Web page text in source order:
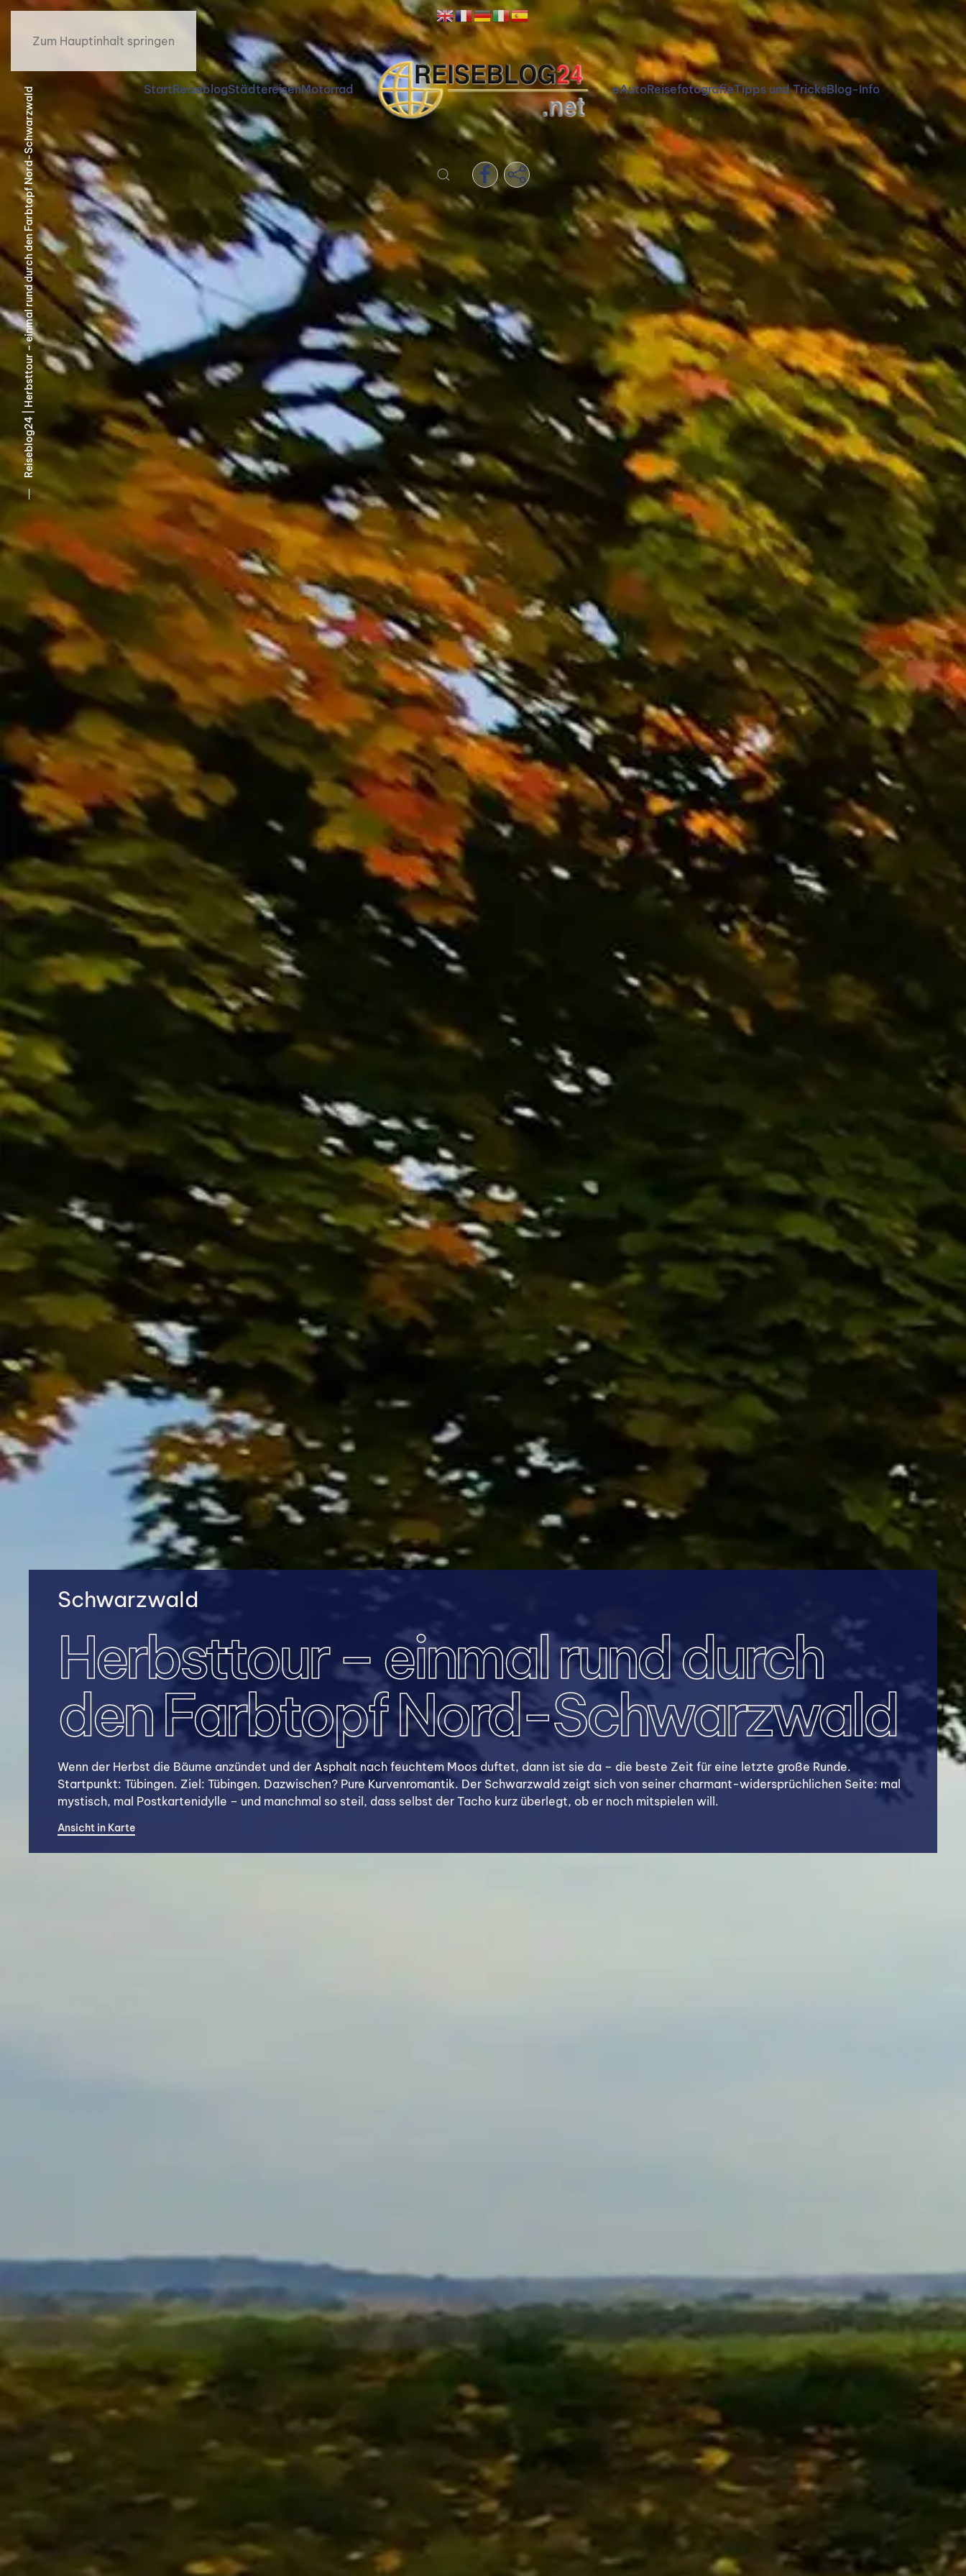
Zum Hauptinhalt springen
StartReiseblogStädtereisenMotorrad eAutoReisefotografieTipps und TricksBlog-Info
Schwarzwald
Herbsttour – einmal rund durch
den Farbtopf Nord-Schwarzwald
Wenn der Herbst die Bäume anzündet und der Asphalt nach feuchtem Moos duftet, dann ist sie da – die beste Zeit für eine letzte große Runde.
Startpunkt: Tübingen. Ziel: Tübingen. Dazwischen? Pure Kurvenromantik. Der Schwarzwald zeigt sich von seiner charmant-widersprüchlichen Seite: mal
mystisch, mal Postkartenidylle – und manchmal so steil, dass selbst der Tacho kurz überlegt, ob er noch mitspielen will.
Ansicht in Karte
Reiseblog24 | Herbsttour – einmal rund durch den Farbtopf Nord-Schwarzwald